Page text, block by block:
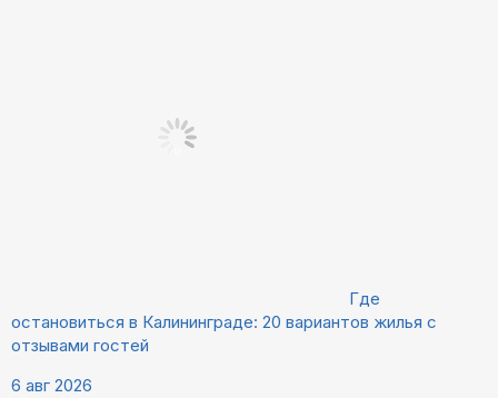
Где
остановиться в Калининграде: 20 вариантов жилья с
отзывами гостей
6 авг 2026